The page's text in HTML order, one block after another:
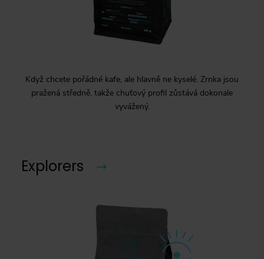
Když chcete pořádné kafe, ale hlavně ne kyselé. Zrnka jsou
pražená středně, takže chuťový profil zůstává dokonale
vyvážený.
Explorers